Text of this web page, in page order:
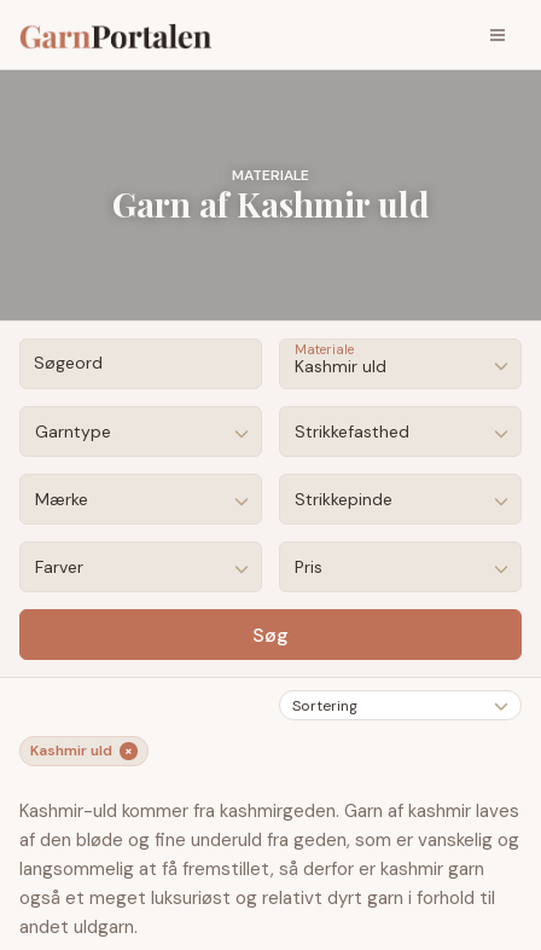
MATERIALE
Garn af Kashmir uld
Søgeord Kashmir uld
Materiale
Garntype Strikkefasthed
Mærke Strikkepinde
Farver Pris
Søg
Sortering
Kashmir uld ×
Kashmir-uld kommer fra kashmirgeden. Garn af kashmir laves
af den bløde og fine underuld fra geden, som er vanskelig og
langsommelig at få fremstillet, så derfor er kashmir garn
også et meget luksuriøst og relativt dyrt garn i forhold til
andet uldgarn.